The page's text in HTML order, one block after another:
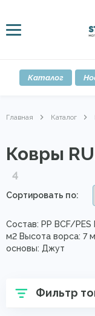
Каталог
Главная Каталог
Ковры
4
Сортировать по:
Состав: PP BCF/
м2 Высота ворса: 7
основы: Джут
Фильтр